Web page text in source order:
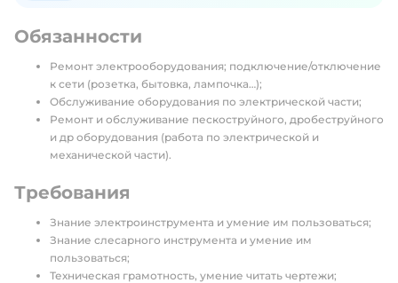
Обязанности
Ремонт электрооборудования; подключение/отключение
к сети (розетка, бытовка, лампочка…);
Обслуживание оборудования по электрической части;
Ремонт и обслуживание пескоструйного, дробеструйного
и др оборудования (работа по электрической и
механической части).
Требования
Знание электроинструмента и умение им пользоваться;
Знание слесарного инструмента и умение им
пользоваться;
Техническая грамотность, умение читать чертежи;